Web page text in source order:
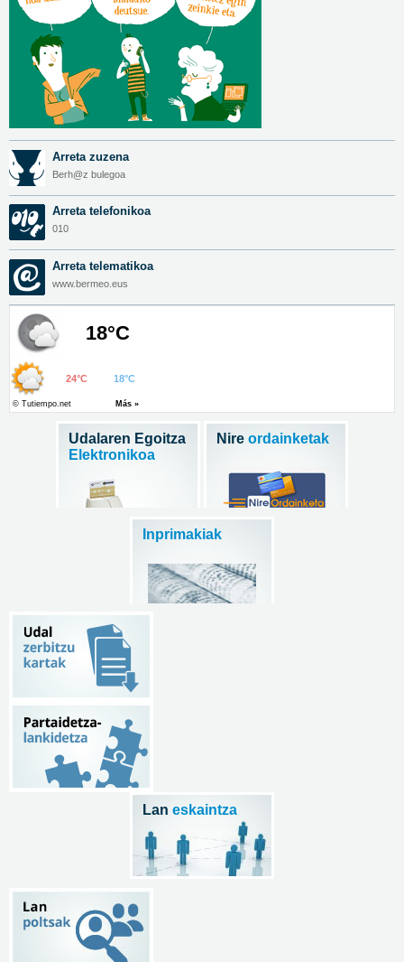
Arreta zuzena
Berh@z bulegoa
Arreta telefonikoa
010
Arreta telematikoa
www.bermeo.eus
Udalaren Egoitza
Elektronikoa
Nire ordainketak
Inprimakiak
Lan eskaintza